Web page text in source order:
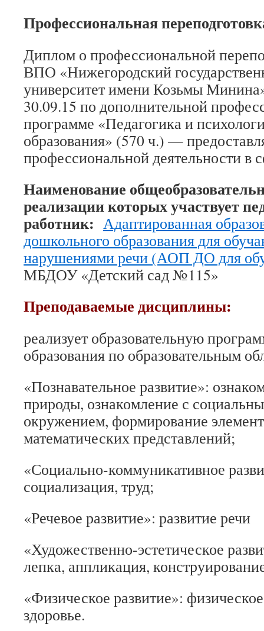
Профессиональная
Диплом о профессиональной
ВПО «Нижегородский
университет имени Козьмы
30.09.15 по дополнительной
программе «Педагогика и
образования» (570 ч.) —
профессиональной деятельности в
Наименование
реализации которых участвует
работник: Адаптированная
дошкольного образования для
нарушениями речи (АОП ДО для
МБДОУ «Детский сад №115»
Преподаваемые дисциплины:
реализует образовательную
образования по образовательным
«Познавательное развитие»:
природы, ознакомление с
окружением, формирование
математических представлений;
«Социально-коммуникативное
социализация, труд;
«Речевое развитие»: развитие речи
«Художественно-эстетическое
лепка, аппликация,
«Физическое развитие»:
здоровье.